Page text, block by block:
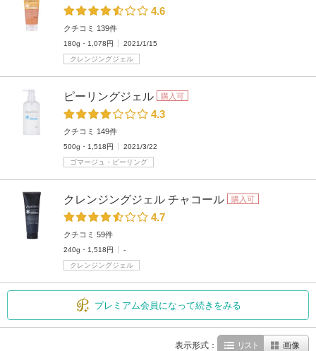
4.6
クチコミ 139件
180g・1,078円
2021/1/15
クレンジングジェル
ピーリングジェル 購入可
4.3
クチコミ 149件
500g・1,518円
2021/3/22
ゴマージュ・ピーリング
クレンジングジェル チャコール 購入可
4.7
クチコミ 59件
240g・1,518円
-
クレンジングジェル
プレミアム会員になって続きをみる
表示形式： リスト 画像